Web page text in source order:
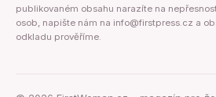
publikovaném obsahu narazíte na
osob, napište nám na info@firstpress.cz a
odkladu prověříme.